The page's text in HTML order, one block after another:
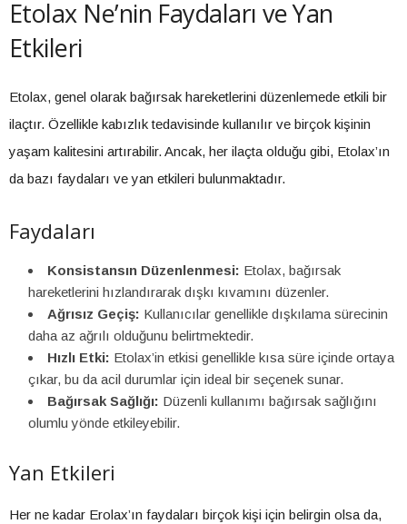
Etolax Ne’nin Faydaları ve Yan
Etkileri
Etolax, genel olarak bağırsak hareketlerini düzenlemede etkili bir
ilaçtır. Özellikle kabızlık tedavisinde kullanılır ve birçok kişinin
yaşam kalitesini artırabilir. Ancak, her ilaçta olduğu gibi, Etolax’ın
da bazı faydaları ve yan etkileri bulunmaktadır.
Faydaları
Konsistansın Düzenlenmesi: Etolax, bağırsak
hareketlerini hızlandırarak dışkı kıvamını düzenler.
Ağrısız Geçiş: Kullanıcılar genellikle dışkılama sürecinin
daha az ağrılı olduğunu belirtmektedir.
Hızlı Etki: Etolax’in etkisi genellikle kısa süre içinde ortaya
çıkar, bu da acil durumlar için ideal bir seçenek sunar.
Bağırsak Sağlığı: Düzenli kullanımı bağırsak sağlığını
olumlu yönde etkileyebilir.
Yan Etkileri
Her ne kadar Erolax’ın faydaları birçok kişi için belirgin olsa da,